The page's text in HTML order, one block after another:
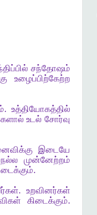
சந்தோஷம்
உழைப்பிற்கேற்ற
. உத்தியோகத்தில்
உடல் சோர்வு
இடையே
நல்ல
முன்னேற்றம்
.
. உறவினர்கள்
கிடைக்கும்.